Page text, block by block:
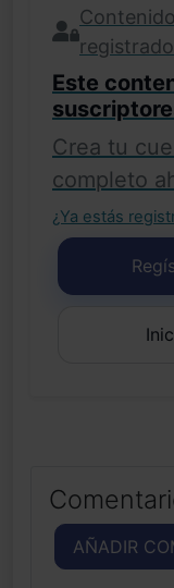
Este
Crea tu
completo
¿Ya estás
AÑADIR